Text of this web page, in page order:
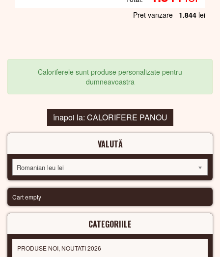
Pret vanzare 1.844 lei
Caloriferele sunt produse personalizate pentru
dumneavoastra
înapoi la: CALORIFERE PANOU
VALUTĂ
Romanian leu lei
Cart empty
CATEGORIILE
PRODUSE NOI, NOUTATI 2026